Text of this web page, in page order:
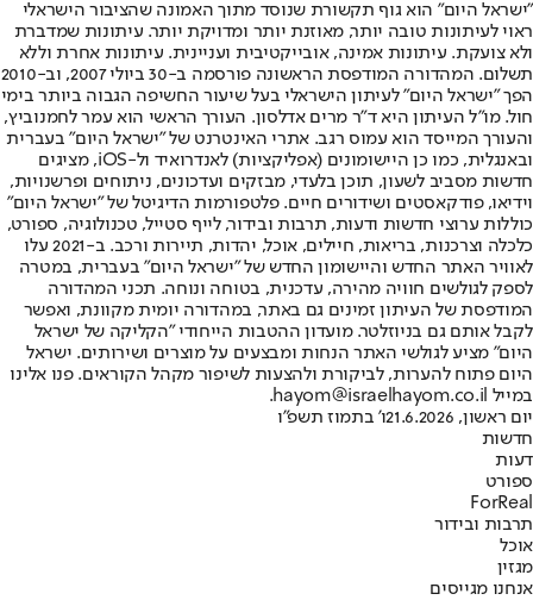
"ישראל היום" הוא גוף תקשורת שנוסד מתוך האמונה שהציבור הישראלי
ראוי לעיתונות טובה יותר, מאוזנת יותר ומדויקת יותר. עיתונות שמדברת
ולא צועקת. עיתונות אמינה, אובייקטיבית ועניינית. עיתונות אחרת וללא
תשלום. המהדורה המודפסת הראשונה פורסמה ב-30 ביולי 2007, וב-2010
הפך "ישראל היום" לעיתון הישראלי בעל שיעור החשיפה הגבוה ביותר בימי
חול. מו"ל העיתון היא ד"ר מרים אדלסון. העורך הראשי הוא עמר לחמנוביץ,
והעורך המייסד הוא עמוס רגב. אתרי האינטרנט של "ישראל היום" בעברית
ובאנגלית, כמו כן היישומונים (אפליקציות) לאנדרואיד ול-iOS, מציגים
חדשות מסביב לשעון, תוכן בלעדי, מבזקים ועדכונים, ניתוחים ופרשנויות,
וידיאו, פודקאסטים ושידורים חיים. פלטפורמות הדיגיטל של "ישראל היום"
כוללות ערוצי חדשות ודעות, תרבות ובידור, לייף סטייל, טכנולוגיה, ספורט,
כלכלה וצרכנות, בריאות, חיילים, אוכל, יהדות, תיירות ורכב. ב-2021 עלו
לאוויר האתר החדש והיישומון החדש של "ישראל היום" בעברית, במטרה
לספק לגולשים חוויה מהירה, עדכנית, בטוחה ונוחה. תכני המהדורה
המודפסת של העיתון זמינים גם באתר, במהדורה יומית מקוונת, ואפשר
לקבל אותם גם בניוזלטר. מועדון ההטבות הייחודי "הקליקה של ישראל
היום" מציע לגולשי האתר הנחות ומבצעים על מוצרים ושירותים. ישראל
היום פתוח להערות, לביקורת ולהצעות לשיפור מקהל הקוראים. פנו אלינו
במייל hayom@israelhayom.co.il.
יום ראשון, 21.6.2026
ו' בתמוז תשפ"ו
חדשות
דעות
ספורט
ForReal
תרבות ובידור
אוכל
מגזין
אנחנו מגייסים